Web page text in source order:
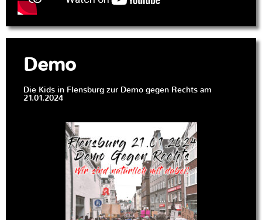
Demo
Die Kids in Flensburg zur Demo gegen Rechts am
21.01.2024